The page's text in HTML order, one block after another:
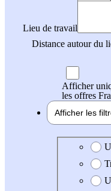
Lieu de travail
Distance autour du
Afficher
les offres
Afficher les
Date de